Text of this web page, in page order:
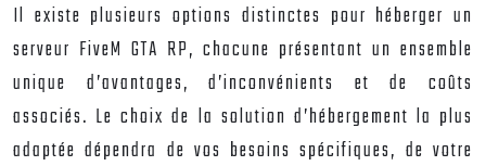
Il existe plusieurs options distinctes pour héberger un
serveur FiveM GTA RP, chacune présentant un ensemble
unique d’avantages, d’inconvénients et de coûts
associés. Le choix de la solution d’hébergement la plus
adaptée dépendra de vos besoins spécifiques, de votre